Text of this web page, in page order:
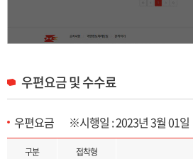
우편요금 및 수수료
우편요금 ※시행일 : 2023년 3월 01일
우편요금 및 수수료 목록으로 구분, 접착형, 봉투형, 봉입형 제공
구분 접착형